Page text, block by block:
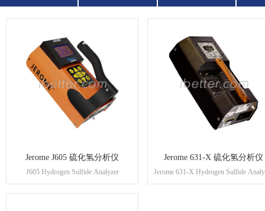
Jerome J605 硫化氢分析仪
J605 Hydrogen Sulfide Analyzer
Jerome 631-X 硫化氢分析仪
Jerome 631-X Hydrogen Sulfide